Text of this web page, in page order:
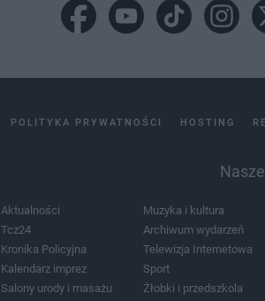
POLITYKA PRYWATNOŚCI HOSTING
Aktualności
Tcz24
Kronika Policyjna
Kalendarz imprez
Salony urody i masażu
Muzyka i kultura
Archiwum wydarzeń
Telewizja Internetowa
Sport
Żłobki i przedszkola